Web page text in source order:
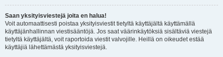
Saan yksityisviestejä joita en halua!
Voit automaattisesti poistaa yksityisviestit tietyltä käyttäjältä käyttämällä
käyttäjänhallinnan viestisääntöjä. Jos saat väärinkäytöksiä sisältäviä viestejä
tietyltä käyttäjältä, voit raportoida viestit valvojille. Heillä on oikeudet estää
käyttäjiä lähettämästä yksityisviestejä.